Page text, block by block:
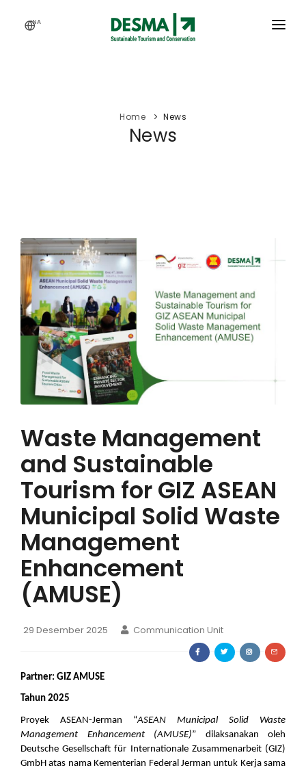
INA
ABOUT US
WEBINAR
Home News
News
Waste Management
and Sustainable
Tourism for GIZ ASEAN
Municipal Solid Waste
Management
Enhancement
(AMUSE)
29 Desember 2025 Communication Unit
Partner: GIZ AMUSE
Tahun 2025
Proyek ASEAN-Jerman “ASEAN Municipal Solid Waste
Management Enhancement (AMUSE)” dilaksanakan oleh
Deutsche Gesellschaft für Internationale Zusammenarbeit (GIZ)
GmbH atas nama Kementerian Federal Jerman untuk Kerja sama